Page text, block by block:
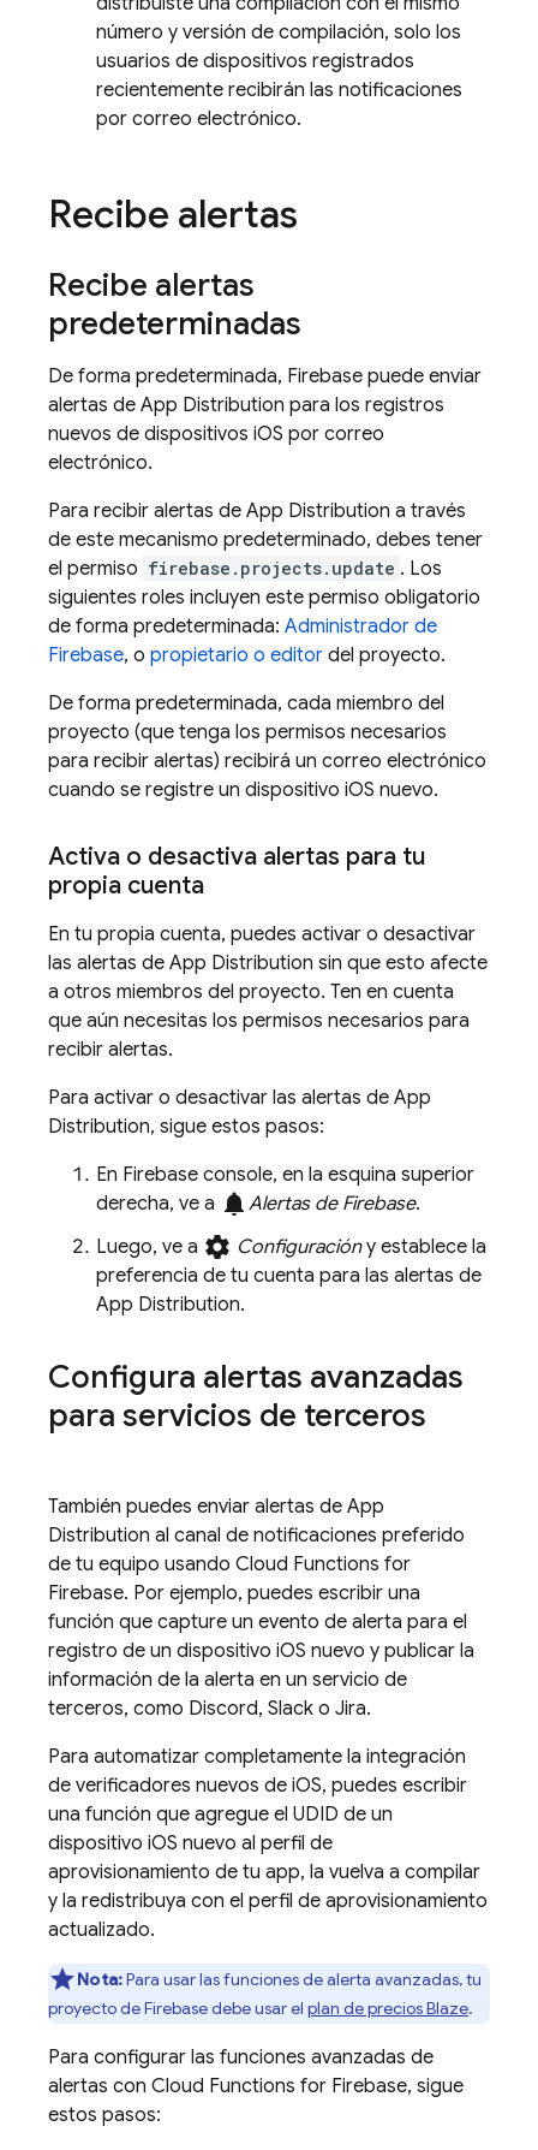
número y versión de compilación, solo los
usuarios de dispositivos registrados
recientemente recibirán las notificaciones
por correo electrónico.
Recibe alertas
Recibe alertas
predeterminadas
De forma predeterminada, Firebase puede enviar
alertas de App Distribution para los registros
nuevos de dispositivos iOS por correo
electrónico.
Para recibir alertas de App Distribution a través
de este mecanismo predeterminado, debes tener
el permiso firebase.projects.update . Los
siguientes roles incluyen este permiso obligatorio
de forma predeterminada: Administrador de
Firebase, o propietario o editor del proyecto.
De forma predeterminada, cada miembro del
proyecto (que tenga los permisos necesarios
para recibir alertas) recibirá un correo electrónico
cuando se registre un dispositivo iOS nuevo.
Activa o desactiva alertas para tu
propia cuenta
En tu propia cuenta, puedes activar o desactivar
las alertas de App Distribution sin que esto afecte
a otros miembros del proyecto. Ten en cuenta
que aún necesitas los permisos necesarios para
recibir alertas.
Para activar o desactivar las alertas de App
Distribution, sigue estos pasos:
En Firebase console, en la esquina superior
derecha, ve a notifications Alertas de Firebase.
Luego, ve a settings Configuracióny establece la
preferencia de tu cuenta para las alertas de
App Distribution.
Configura alertas avanzadas
para servicios de terceros
También puedes enviar alertas de App
Distribution al canal de notificaciones preferido
de tu equipo usando Cloud Functions for
Firebase. Por ejemplo, puedes escribir una
función que capture un evento de alerta para el
registro de un dispositivo iOS nuevo y publicar la
información de la alerta en un servicio de
terceros, como Discord, Slack o Jira.
Para automatizar completamente la integración
de verificadores nuevos de iOS, puedes escribir
una función que agregue el UDID de un
dispositivo iOS nuevo al perfil de
aprovisionamiento de tu app, la vuelva a compilar
y la redistribuya con el perfil de aprovisionamiento
actualizado.
Nota:Para usar las funciones de alerta avanzadas, tu
proyecto de Firebase debe usar el plan de precios Blaze.
Para configurar las funciones avanzadas de
alertas con Cloud Functions for Firebase, sigue
estos pasos: